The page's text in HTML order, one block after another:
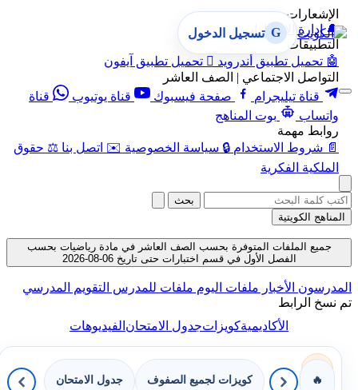
الإشعارات
🔔 إدارة الإشعارات
التطبيقات
🤖 تحميل تطبيق أندرويد  تحميل تطبيق آيفون
التواصل الاجتماعي | الصف العاشر
قناة تيليجرام
صفحة فيسبوك قناة يوتيوب
قناة
واتساب
بوت المناهج
روابط مهمة
📄 شروط الاستخدام 🔒 سياسة الخصوصية ✉️ اتصل بنا ⚖️ حقوق
الملكية الفكرية
G تسجيل الدخول
بحث
المناهج الكويتية
جميع الملفات المتوفرة بحسب الصف العاشر في مادة رياضيات بحسب
الفصل الأول في قسم اختبارات حتى تاريخ 06-08-2026
المدرسون الأخبار ملفات اليوم ملفات للمدرس التقويم المدرسي
تم نسخ الرابط
الأكاديميةكويزاتجدول الامتحانالفيديوهات
🔥 كويزات لجميع الصفوف جدول الامتحان